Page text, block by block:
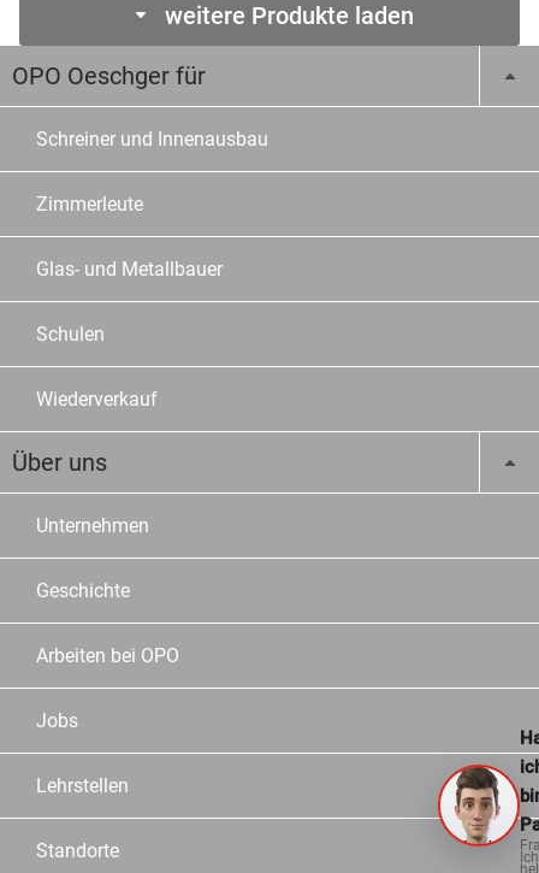
weitere Produkte laden
OPO Oeschger für
Schreiner und Innenausbau
Zimmerleute
Glas- und Metallbauer
Schulen
Wiederverkauf
Über uns
Unternehmen
Geschichte
Arbeiten bei OPO
Jobs
Lehrstellen
Standorte Ich